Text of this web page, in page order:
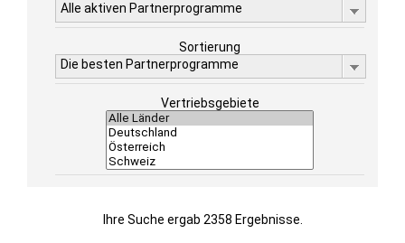
Alle aktiven Partnerprogramme
Sortierung
Die besten Partnerprogramme
Vertriebsgebiete
Ihre Suche ergab 2358 Ergebnisse.